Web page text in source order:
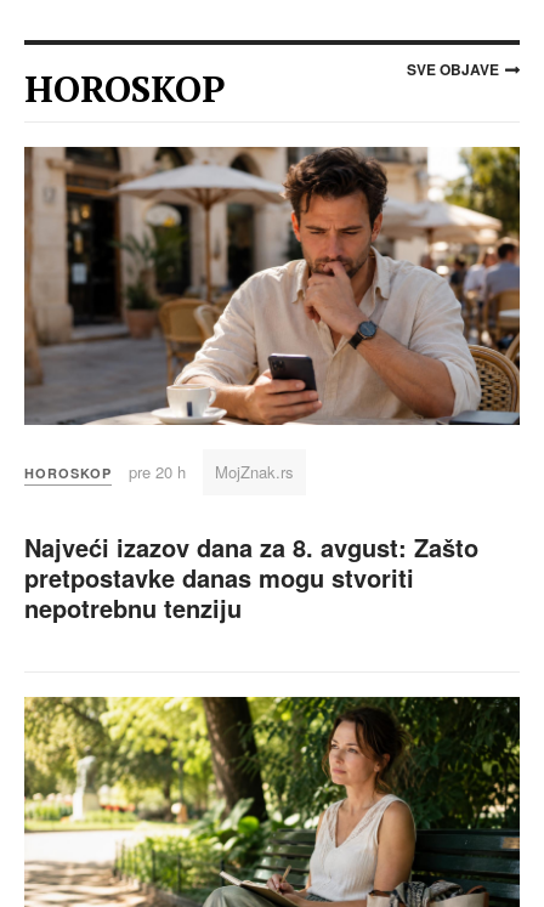
HOROSKOP SVE OBJAVE
HOROSKOP pre 20 h MojZnak.rs
Najveći izazov dana za 8. avgust: Zašto
pretpostavke danas mogu stvoriti
nepotrebnu tenziju